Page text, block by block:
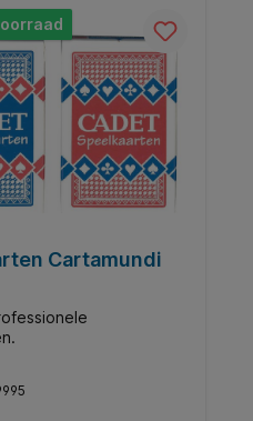
Cartamundi